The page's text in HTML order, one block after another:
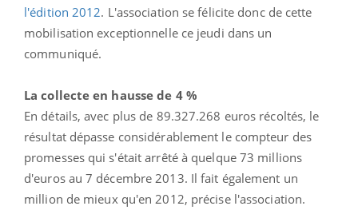
l'édition 2012. L'association se félicite donc de cette
mobilisation exceptionnelle ce jeudi dans un
communiqué.
La collecte en hausse de 4 %
En détails, avec plus de 89.327.268 euros récoltés, le
résultat dépasse considérablement le compteur des
promesses qui s'était arrêté à quelque 73 millions
d'euros au 7 décembre 2013. Il fait également un
million de mieux qu'en 2012, précise l'association.